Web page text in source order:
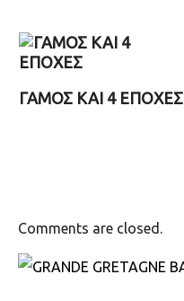
ΓΑΜΟΣ ΚΑΙ 4 ΕΠΟΧΕΣ
Comments are closed.